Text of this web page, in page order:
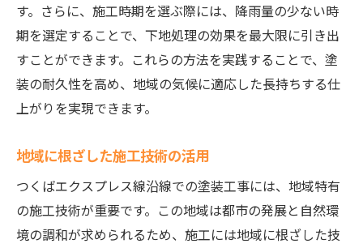
す。さらに、施工時期を選ぶ際には、降雨量の少ない時
期を選定することで、下地処理の効果を最大限に引き出
すことができます。これらの方法を実践することで、塗
装の耐久性を高め、地域の気候に適応した長持ちする仕
上がりを実現できます。
地域に根ざした施工技術の活用
つくばエクスプレス線沿線での塗装工事には、地域特有
の施工技術が重要です。この地域は都市の発展と自然環
境の調和が求められるため、施工には地域に根ざした技